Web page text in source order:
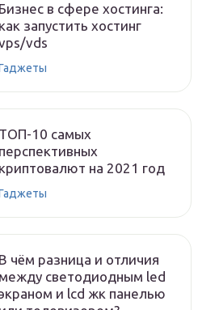
Бизнес в сфере хостинга:
как запустить хостинг
vds
ТОП-10 самых
перспективных
криптовалют на 2021 год
В чём разница и отличия
между светодиодным led
и lcd жк панелью